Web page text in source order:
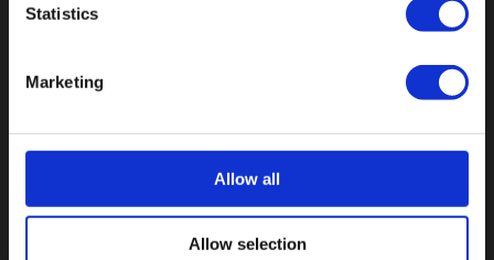
Statistics
Marketing
Allow all
Allow selection
Buttons
Sleutelhangers
Medailles